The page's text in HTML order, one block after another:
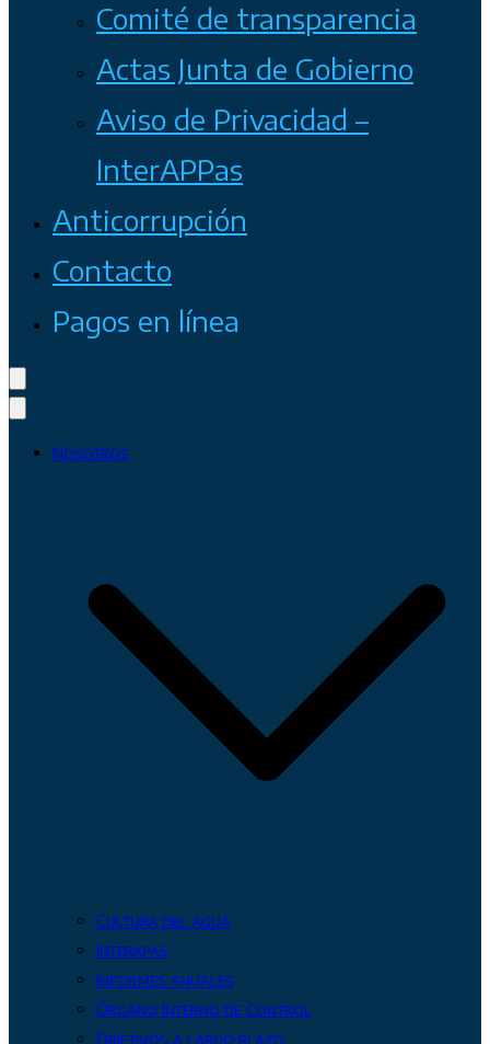
Comité de transparencia
Actas Junta de Gobierno
Aviso de Privacidad –
InterAPPas
Anticorrupción
Contacto
Pagos en línea
Nosotros
Cultura del agua
Interapas
Informes anuales
Órgano Interno de Control
Objetivos a largo plazo